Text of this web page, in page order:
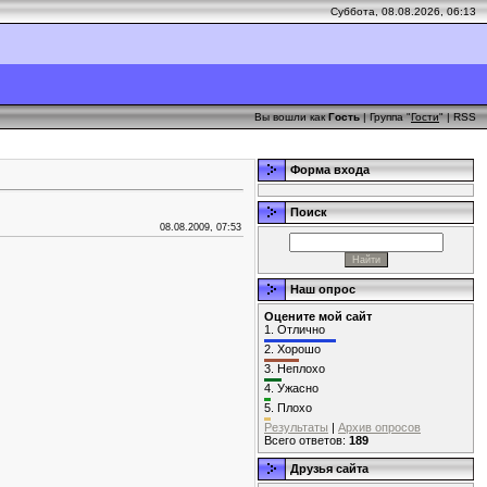
Суббота, 08.08.2026, 06:13
Вы вошли какГость| Группа "Гости" |RSS
08.08.2009, 07:53
Форма входа
Поиск
Наш опрос
Оцените мой сайт
1. Отлично
2. Хорошо
3. Неплохо
4. Ужасно
5. Плохо
Результаты | Архив опросов
Всего ответов: 189
Друзья сайта